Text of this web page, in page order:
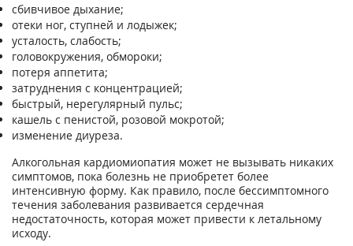
сбивчивое дыхание;
отеки ног, ступней и лодыжек;
усталость, слабость;
головокружения, обмороки;
потеря аппетита;
затруднения с концентрацией;
быстрый, нерегулярный пульс;
кашель с пенистой, розовой мокротой;
изменение диуреза.
Алкогольная кардиомиопатия может не вызывать никаких
симптомов, пока болезнь не приобретет более
интенсивную форму. Как правило, после бессимптомного
течения заболевания развивается сердечная
недостаточность, которая может привести к летальному
исходу.